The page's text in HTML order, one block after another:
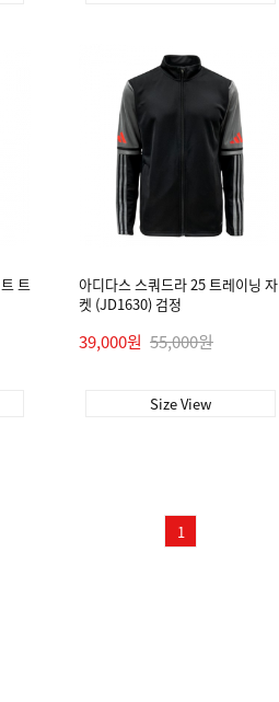
트
아디다스 스쿼드라 25 트레이닝 자
켓 (JD1630) 검정
39,000원 55,000원
Size View
1